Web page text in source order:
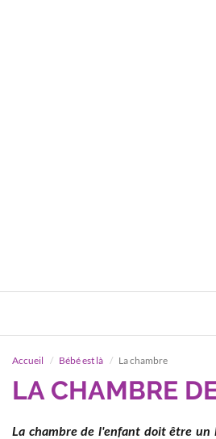
Accueil Bébé est là La chambre
LA CHAMBRE
La chambre de l'enfant doit être un